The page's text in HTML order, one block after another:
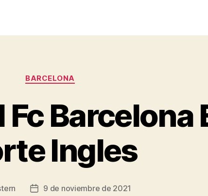
Categorías
BARCELONA
Barcelona
Ingles
Fecha9 de noviembre de 2021